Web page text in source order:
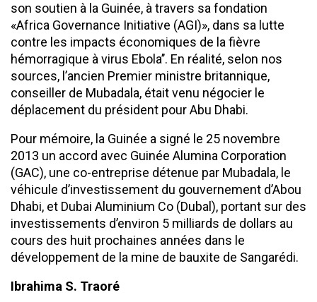
son soutien à la Guinée, à travers sa fondation
«Africa Governance Initiative (AGI)», dans sa lutte
contre les impacts économiques de la fièvre
hémorragique à virus Ebola’’. En réalité, selon nos
sources, l’ancien Premier ministre britannique,
conseiller de Mubadala, était venu négocier le
déplacement du président pour Abu Dhabi.
Pour mémoire, la Guinée a signé le 25 novembre
2013 un accord avec Guinée Alumina Corporation
(GAC), une co-entreprise détenue par Mubadala, le
véhicule d’investissement du gouvernement d’Abou
Dhabi, et Dubai Aluminium Co (Dubal), portant sur des
investissements d’environ 5 milliards de dollars au
cours des huit prochaines années dans le
développement de la mine de bauxite de Sangarédi.
Ibrahima S. Traoré